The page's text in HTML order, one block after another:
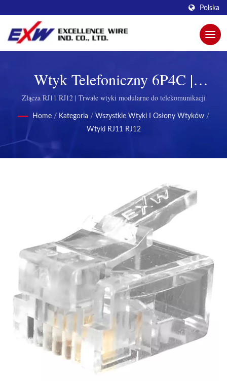
Polska
Wtyk Telefoniczny 6P4C |
Innowacyjne Modułowe Wtyki
Dla Lepszej Łączności Od
Złącza RJ11 RJ12 | Trwałe wtyki modularne do telekomunikacji
Home / Kategoria / Wszystkie Wtyki I Osłony Wtyków /
Wtyki RJ11 RJ12